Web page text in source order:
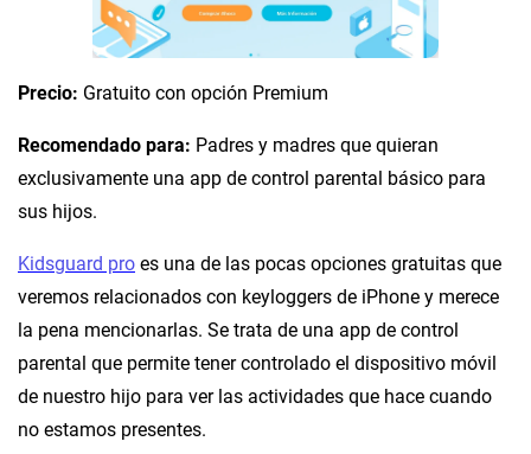
Precio: Gratuito con opción Premium
Recomendado para: Padres y madres que quieran
exclusivamente una app de control parental básico para
sus hijos.
Kidsguard pro es una de las pocas opciones gratuitas que
veremos relacionados con keyloggers de iPhone y merece
la pena mencionarlas. Se trata de una app de control
parental que permite tener controlado el dispositivo móvil
de nuestro hijo para ver las actividades que hace cuando
no estamos presentes.